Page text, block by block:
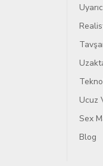
Ucuz
Sex
Blog